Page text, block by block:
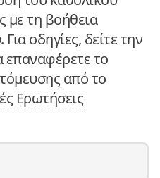
με τη βοήθεια
οδηγίες, δείτε την
το
από το
Ερωτήσεις